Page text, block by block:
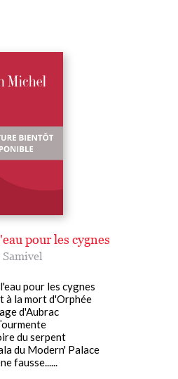
pour les cygnes
Samivel
pour les cygnes
à la mort d'Orphée
d'Aubrac
du serpent
du Modern' Palace
fausse......